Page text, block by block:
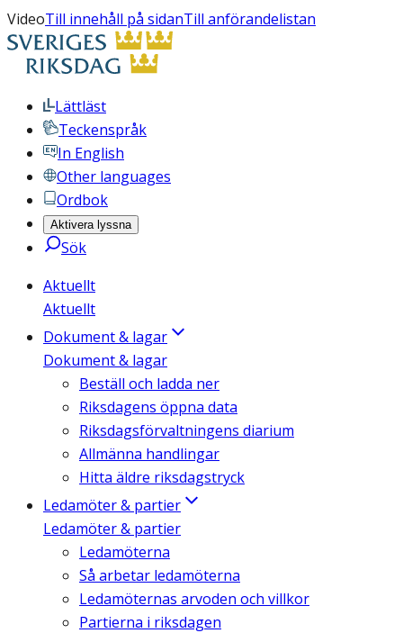
VideoTill innehåll på sidanTill anförandelistan
Lättläst
Teckenspråk
In English
Other languages
Ordbok
Aktivera lyssna
Sök
Aktuellt
Aktuellt
Dokument & lagar
Dokument & lagar
Beställ och ladda ner
Riksdagens öppna data
Riksdagsförvaltningens diarium
Allmänna handlingar
Hitta äldre riksdagstryck
Ledamöter & partier
Ledamöter & partier
Ledamöterna
Så arbetar ledamöterna
Ledamöternas arvoden och villkor
Partierna i riksdagen